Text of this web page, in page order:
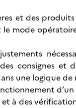
et des
mode
consignes et
une logique de
à des